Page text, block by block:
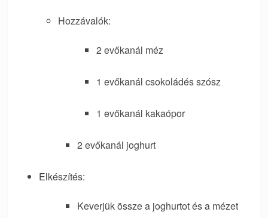
Hozzávalók:
2 evőkanál méz
1 evőkanál csokoládés szósz
1 evőkanál kakaópor
2 evőkanál joghurt
Elkészítés:
Keverjük össze a joghurtot és a mézet